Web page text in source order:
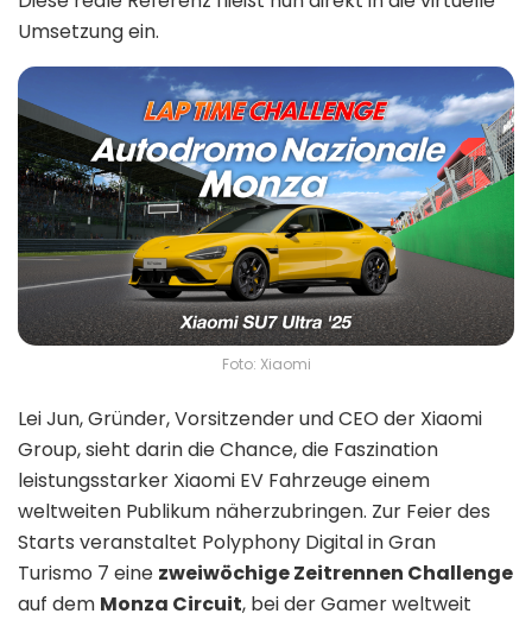
Umsetzung ein.
Foto: Xiaomi
Lei Jun, Gründer, Vorsitzender und CEO der Xiaomi
Group, sieht darin die Chance, die Faszination
leistungsstarker Xiaomi EV Fahrzeuge einem
weltweiten Publikum näherzubringen. Zur Feier des
Starts veranstaltet Polyphony Digital in Gran
Turismo 7 eine zweiwöchige Zeitrennen Challenge
auf dem Monza Circuit, bei der Gamer weltweit